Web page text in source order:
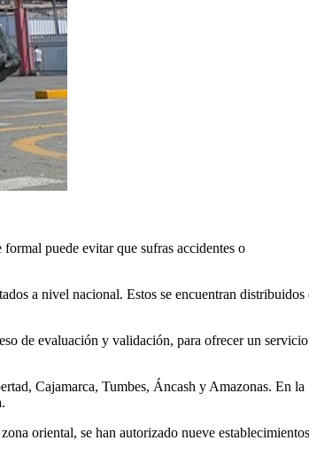
puede evitar que sufras accidentes o
a nivel nacional. Estos se encuentran distribuidos
de evaluación y validación, para ofrecer un
Cajamarca, Tumbes, Áncash y Amazonas. En la
oriental, se han autorizado nueve